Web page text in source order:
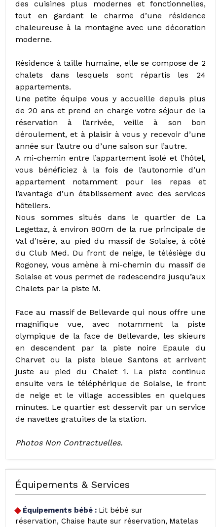
des cuisines plus modernes et fonctionnelles,
tout en gardant le charme d’une résidence
chaleureuse à la montagne avec une décoration
moderne.
Résidence à taille humaine, elle se compose de 2
chalets dans lesquels sont répartis les 24
appartements.
Une petite équipe vous y accueille depuis plus
de 20 ans et prend en charge votre séjour de la
réservation à l’arrivée, veille à son bon
déroulement, et à plaisir à vous y recevoir d’une
année sur l’autre ou d’une saison sur l’autre.
A mi-chemin entre l’appartement isolé et l’hôtel,
vous bénéficiez à la fois de l’autonomie d’un
appartement notamment pour les repas et
l’avantage d’un établissement avec des services
hôteliers.
Nous sommes situés dans le quartier de La
Legettaz, à environ 800m de la rue principale de
Val d’Isère, au pied du massif de Solaise, à côté
du Club Med. Du front de neige, le télésiège du
Rogoney, vous amène à mi-chemin du massif de
Solaise et vous permet de redescendre jusqu’aux
Chalets par la piste M.
Face au massif de Bellevarde qui nous offre une
magnifique vue, avec notamment la piste
olympique de la face de Bellevarde, les skieurs
en descendent par la piste noire Epaule du
Charvet ou la piste bleue Santons et arrivent
juste au pied du Chalet 1. La piste continue
ensuite vers le téléphérique de Solaise, le front
de neige et le village accessibles en quelques
minutes. Le quartier est desservit par un service
de navettes gratuites de la station.
Photos Non Contractuelles.
Équipements & Services
Équipements bébé : Lit bébé sur
réservation Chaise haute sur réservation Matelas